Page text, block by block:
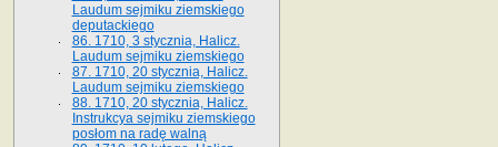
Laudum sejmiku ziemskiego
deputackiego
86. 1710, 3 stycznia, Halicz.
Laudum sejmiku ziemskiego
87. 1710, 20 stycznia, Halicz.
Laudum sejmiku ziemskiego
88. 1710, 20 stycznia, Halicz.
Instrukcya sejmiku ziemskiego
posłom na radę walną